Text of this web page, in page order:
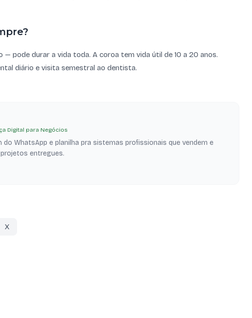
pode durar a vida toda. A coroa tem vida útil de 10 a 20 anos.
diário e visita semestral ao dentista.
Digital para Negócios
do WhatsApp e planilha pra sistemas profissionais que vendem e
entregues.
X